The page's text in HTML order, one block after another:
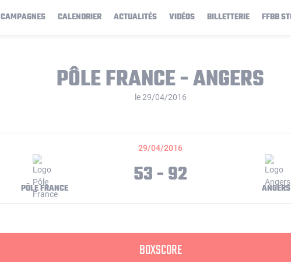
CAMPAGNES CALENDRIER ACTUALITÉS VIDÉOS BILLETTERIE FFBB
PÔLE FRANCE - ANGERS
le 29/04/2016
29/04/2016
PÔLE FRANCE 53 - 92 ANGERS
BOXSCORE